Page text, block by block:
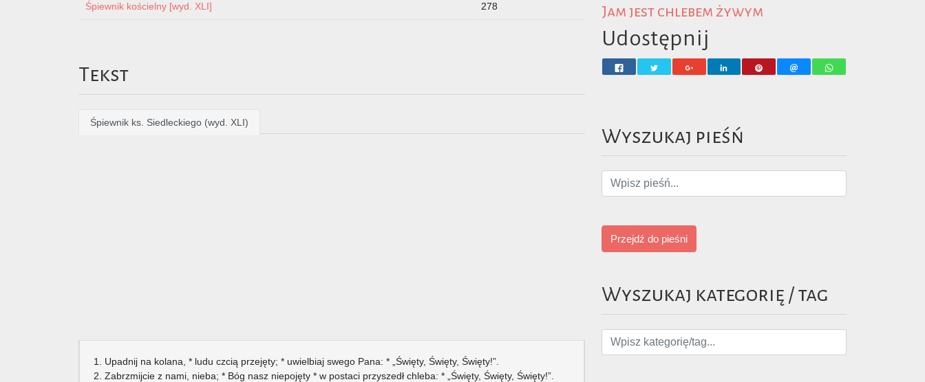
Śpiewnik kościelny [wyd. XLI] 278
Tekst
Śpiewnik ks. Siedleckiego (wyd. XLI)
1. Upadnij na kolana, * ludu czcią przejęty; * uwielbiaj swego Pana: * „Święty, Święty, Święty!”.
2. Zabrzmijcie z nami, nieba; * Bóg nasz niepojęty * w postaci przyszedł chleba: * „Święty, Święty, Święty!”.
Jam jest chlebem żywym
Udostępnij
Wyszukaj pieśń
Przejdź do pieśni
Wyszukaj kategorię / tag